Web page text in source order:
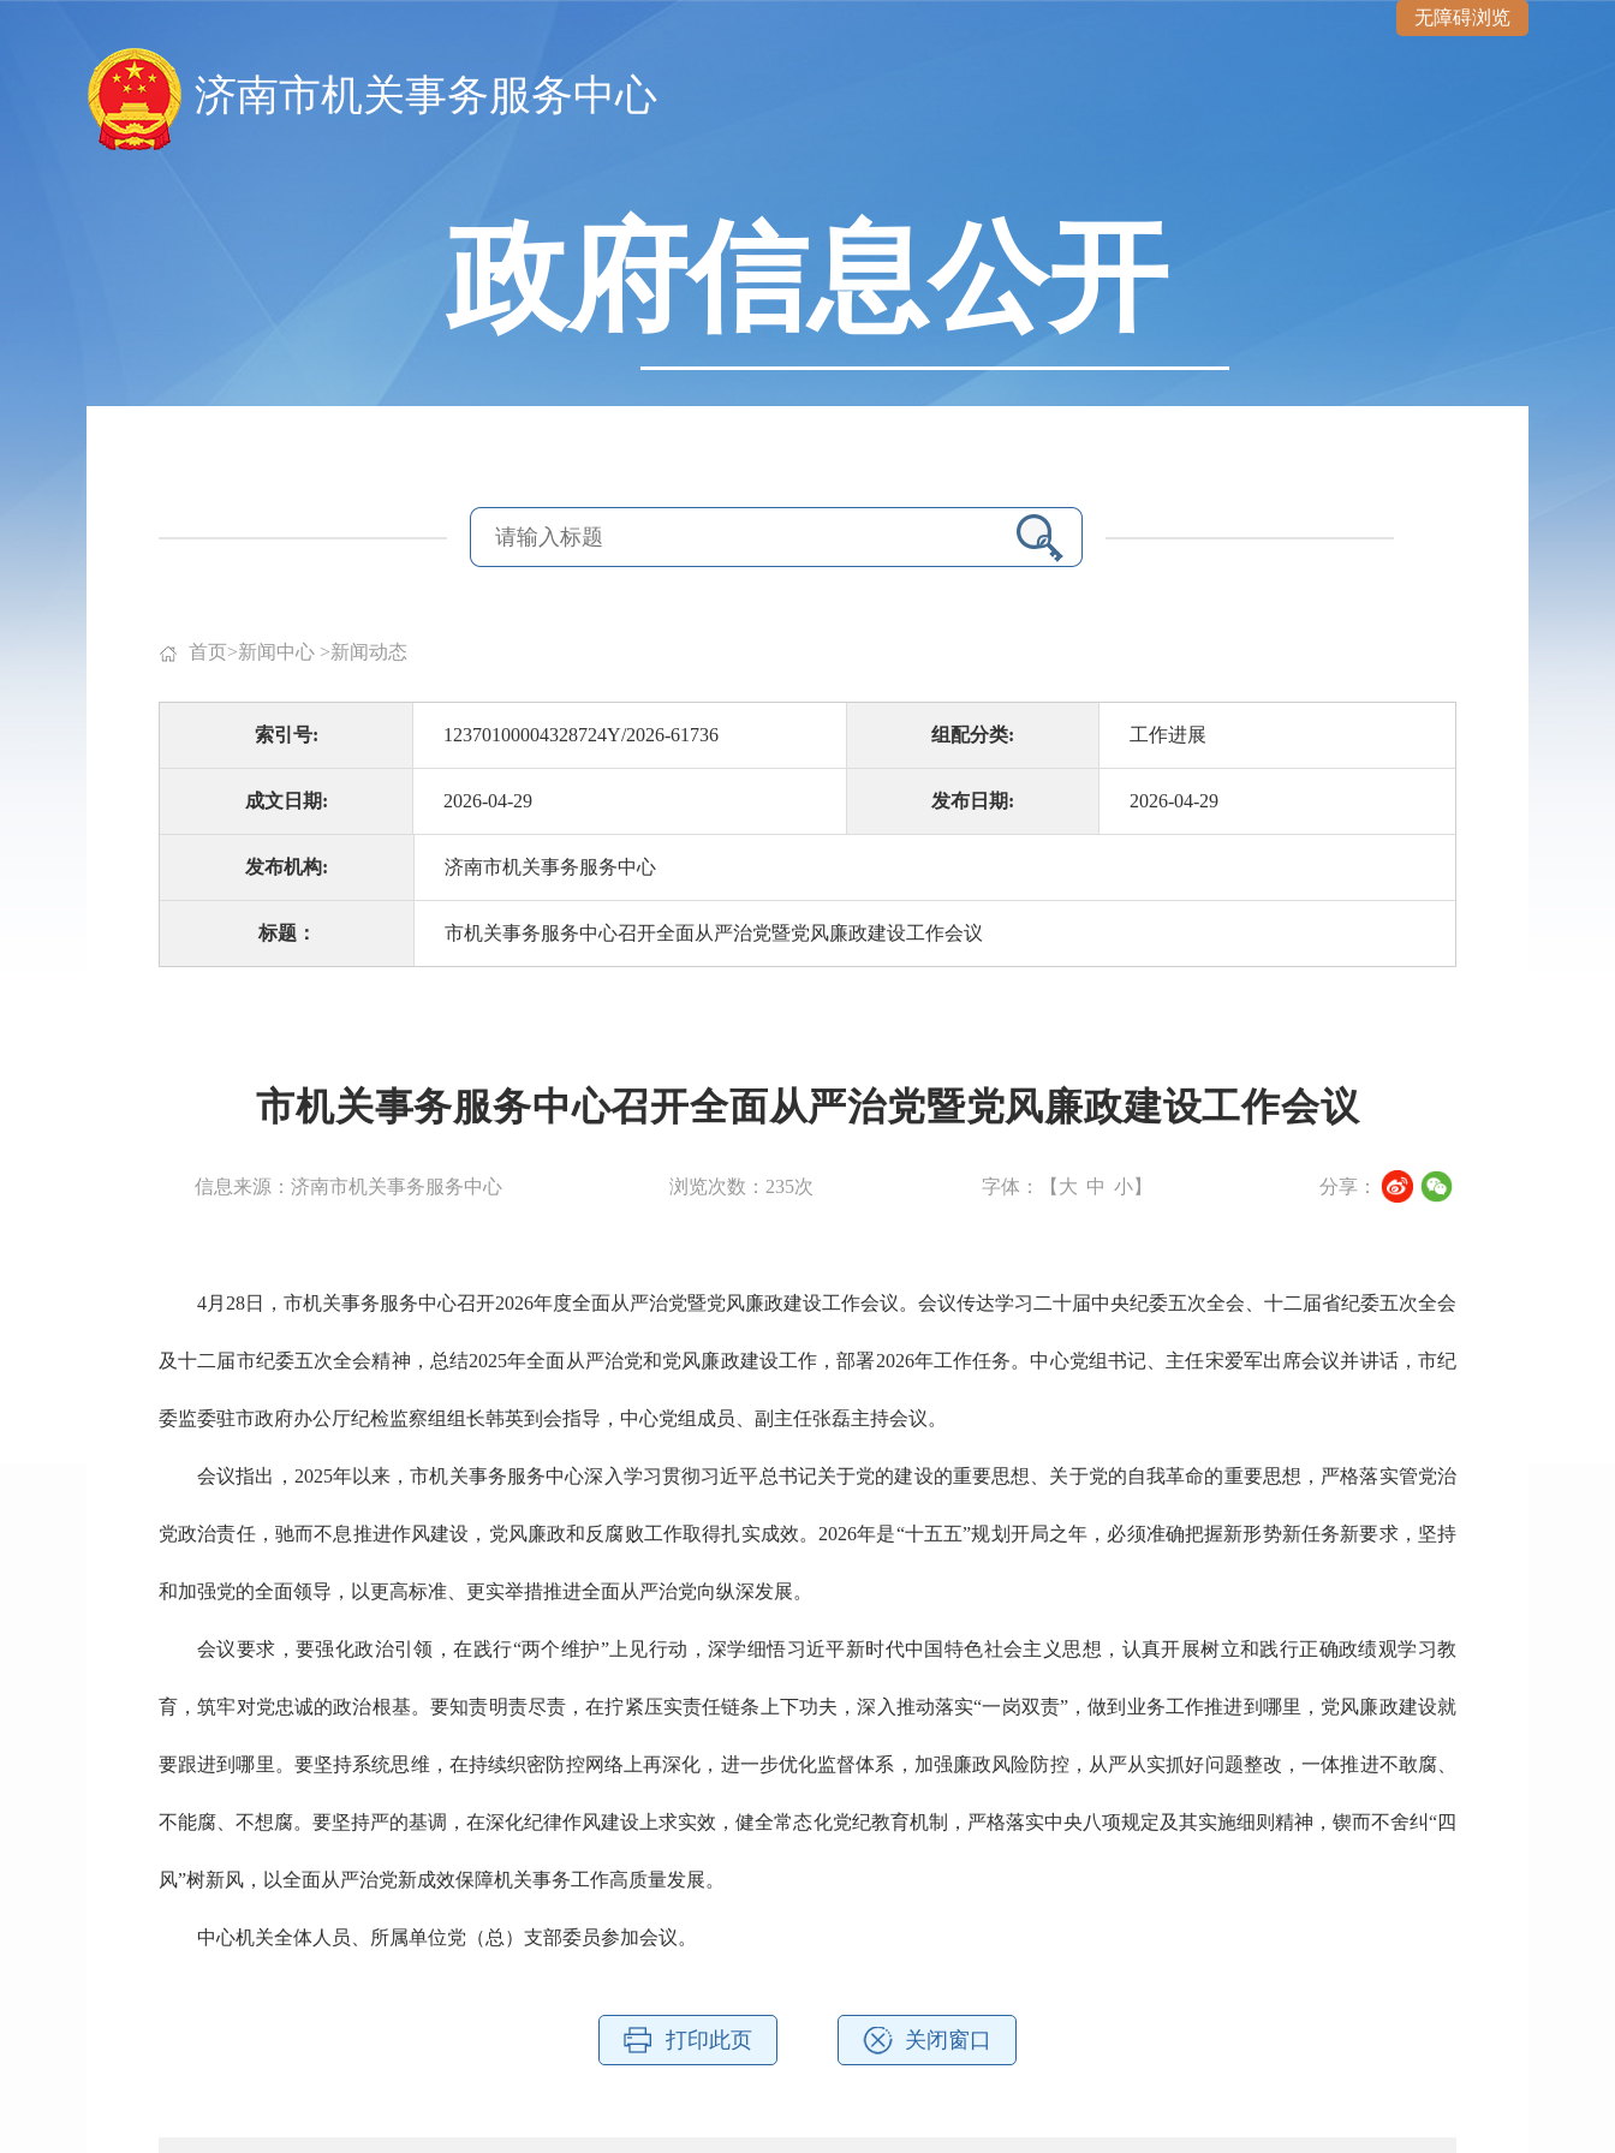
无障碍浏览
济南市机关事务服务中心
政府信息公开
首页>新闻中心 >新闻动态
索引号: 12370100004328724Y/2026-61736 组配分类: 工作进展
成文日期: 2026-04-29 发布日期: 2026-04-29
发布机构: 济南市机关事务服务中心
标题： 市机关事务服务中心召开全面从严治党暨党风廉政建设工作会议
市机关事务服务中心召开全面从严治党暨党风廉政建设工作会议
信息来源：济南市机关事务服务中心 浏览次数： 235次 字体：【 大 中 小】 分享：
4月28日，市机关事务服务中心召开2026年度全面从严治党暨党风廉政建设工作会议。会议传达学习二十届中央纪委五次全会、十二届省纪委五次全会
及十二届市纪委五次全会精神，总结2025年全面从严治党和党风廉政建设工作，部署2026年工作任务。中心党组书记、主任宋爱军出席会议并讲话，市纪
委监委驻市政府办公厅纪检监察组组长韩英到会指导，中心党组成员、副主任张磊主持会议。
会议指出，2025年以来，市机关事务服务中心深入学习贯彻习近平总书记关于党的建设的重要思想、关于党的自我革命的重要思想，严格落实管党治
党政治责任，驰而不息推进作风建设，党风廉政和反腐败工作取得扎实成效。2026年是“十五五”规划开局之年，必须准确把握新形势新任务新要求，坚持
和加强党的全面领导，以更高标准、更实举措推进全面从严治党向纵深发展。
会议要求，要强化政治引领，在践行“两个维护”上见行动，深学细悟习近平新时代中国特色社会主义思想，认真开展树立和践行正确政绩观学习教
育，筑牢对党忠诚的政治根基。要知责明责尽责，在拧紧压实责任链条上下功夫，深入推动落实“一岗双责”，做到业务工作推进到哪里，党风廉政建设就
要跟进到哪里。要坚持系统思维，在持续织密防控网络上再深化，进一步优化监督体系，加强廉政风险防控，从严从实抓好问题整改，一体推进不敢腐、
不能腐、不想腐。要坚持严的基调，在深化纪律作风建设上求实效，健全常态化党纪教育机制，严格落实中央八项规定及其实施细则精神，锲而不舍纠“四
风”树新风，以全面从严治党新成效保障机关事务工作高质量发展。
中心机关全体人员、所属单位党（总）支部委员参加会议。
打印此页 关闭窗口